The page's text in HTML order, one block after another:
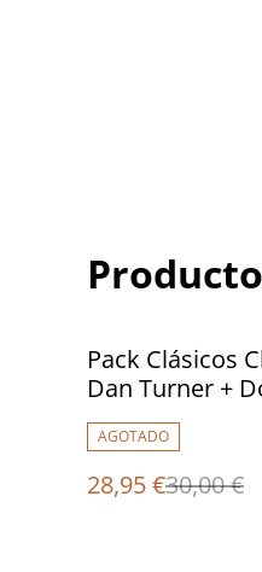
%
Pack Clásicos
Dan Turner +
AGOTADO
28,95 €30,00 €